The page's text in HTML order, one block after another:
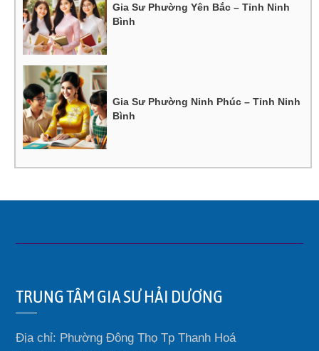
Gia Sư Phường Yên Bắc – Tỉnh Ninh
Bình
Gia Sư Phường Ninh Phúc – Tỉnh Ninh
Bình
TRUNG TÂM GIA SƯ HẢI DƯƠNG
Địa chỉ: Phường Đông Thọ Tp Thanh Hoá